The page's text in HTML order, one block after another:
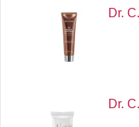
Dr.
Dr.